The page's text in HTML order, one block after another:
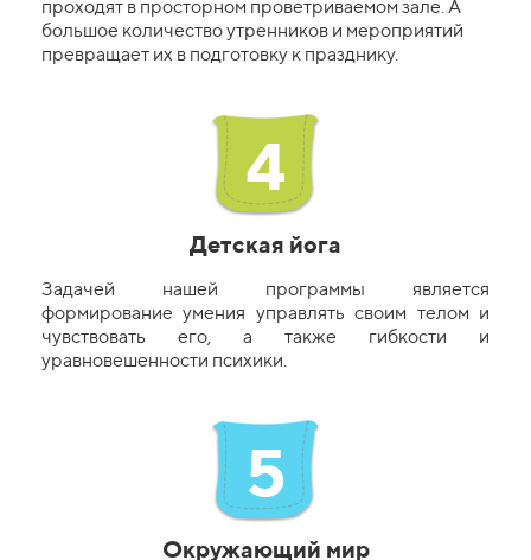
проходят в просторном проветриваемом зале. А
большое количество утренников и мероприятий
превращает их в подготовку к празднику.
4
Детская йога
Задачей нашей программы является
формирование умения управлять своим телом и
чувствовать его, а также гибкости и
уравновешенности психики.
5
Окружающий мир